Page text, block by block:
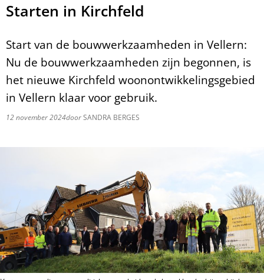
Starten in Kirchfeld
Start van de bouwwerkzaamheden in Vellern:
Nu de bouwwerkzaamheden zijn begonnen, is
het nieuwe Kirchfeld woonontwikkelingsgebied
in Vellern klaar voor gebruik.
12 november 2024doorSANDRA BERGES